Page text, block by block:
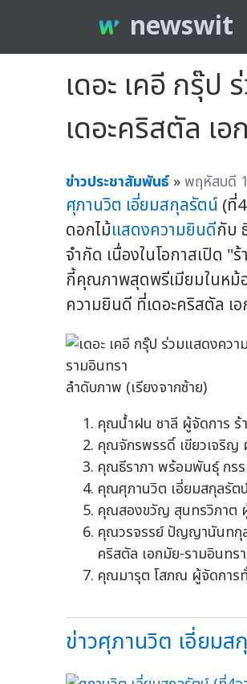
newswit
เดอะ เคอี กรุ๊
เดอะคริสตัล เ
ข่าวประชาสัมพันธ์ »พฤหัสบดี
ศุภานวิต เอี่ยมสกุลรัตน์ (ที่
ดอกไม้แสดงความยินดีกับ
จำกัด เนื่องในโอกาสเปิด
กี้คุณภาพสุดพรีเมียมในหม้
ความยินดี ที่เดอะคริสตัล เ
ลำดับภาพ (เรียงจากซ้าย)
คุณน้ำฝน ชาลี ผู้จัดการ ร้
คุณจักรพรรดิ์ เขียวเจริญ
คุณธีราภา พร้อมพันธุ์ กร
คุณศุภานวิต เอี่ยมสกุลรัต
คุณสองขวัญ สุนทรวิภาต ผู้
คุณวรจรรย์ ปัญญานันทกุล
คริสตัล เอกมัย-รามอินทรา
คุณมารุต โสภณ ผู้จัดการทั่
ข่าวศุภานวิต เอี่ยมส